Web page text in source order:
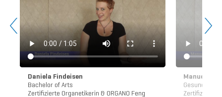
Daniela Findeisen
Bachelor of Arts
Zertifizierte Organetikerin & ORGANO Feng
Manuela
Zertifizierte